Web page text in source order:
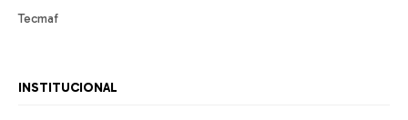
Tecmaf
INSTITUCIONAL